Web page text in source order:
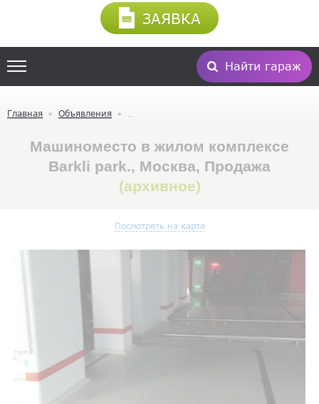
Найти гараж
ЗАЯВКА
Главная Объявления
Машиноместо в жилом комплексе
Barkli park., Москва, Продажа
(архивное)
Посмотреть на карте